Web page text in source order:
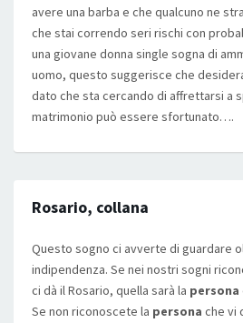
avere una barba e che qualcuno ne
che stai correndo seri rischi con
una giovane donna single sogna di
uomo, questo suggerisce che
dato che sta cercando di affrettarsi a
matrimonio può essere sfortunato….
Rosario, collana
Questo sogno ci avverte di guardare
indipendenza. Se nei nostri sogni
ci dà il Rosario, quella sarà la persona
Se non riconoscete la persona che vi